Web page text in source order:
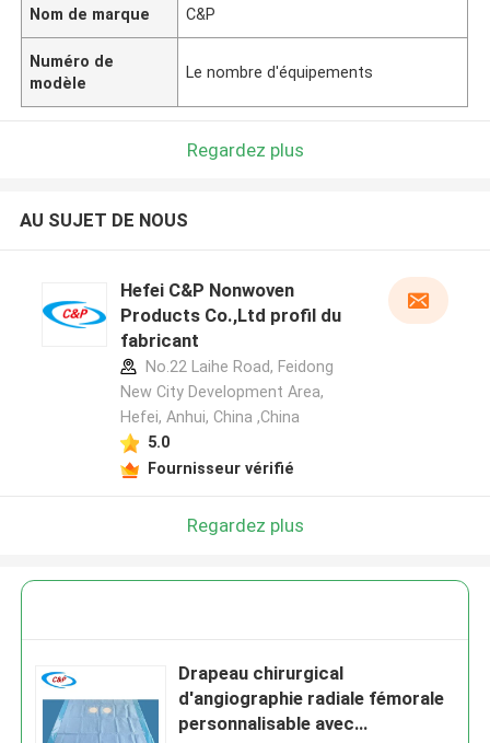
Nom de marque C&P
Numéro de
modèle
Le nombre d'équipements
Regardez plus
AU SUJET DE NOUS
Hefei C&P Nonwoven
Products Co.,Ltd profil du
fabricant
No.22 Laihe Road, Feidong
New City Development Area,
Hefei, Anhui, China ,China
5.0
Fournisseur vérifié
Regardez plus
Drapeau chirurgical
d'angiographie radiale fémorale
personnalisable avec